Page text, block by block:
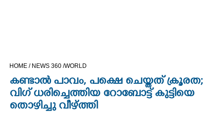
OPINION
HOME / NEWS 360 /WORLD
കണ്ടാൽ പാവം, പക്ഷെ ചെയ്തത് ക്രൂരത;
വിഗ് ധരിച്ചെത്തിയ റോബോട്ട് കുട്ടിയെ
തൊഴിച്ചു വീഴ്ത്തി